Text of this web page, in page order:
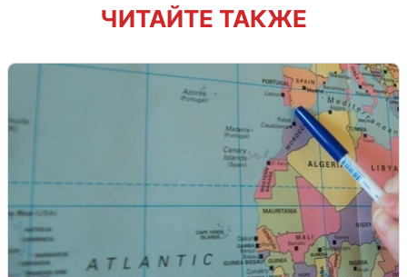
ЧИТАЙТЕ ТАКЖЕ